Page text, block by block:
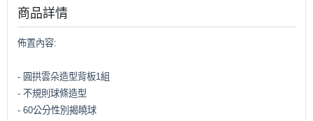
商品詳情
佈置內容:
- 圓拱雲朵造型背板1組
- 不規則球條造型
- 60公分性別揭曉球